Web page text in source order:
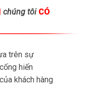
chúng tôi CÓ
trên sự
cống hiến
khách hàng